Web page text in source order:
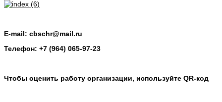
E-mail: cbschr@mail.ru
Телефон: +7 (964) 065-97-23
Чтобы оценить работу организации, используйте QR-код